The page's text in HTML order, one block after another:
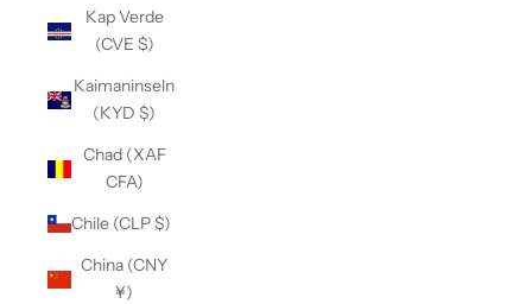
Kap Verde
(CVE $)
Kaimaninseln
(KYD $)
Chad (XAF
CFA)
Chile (CLP $)
China (CNY
¥)